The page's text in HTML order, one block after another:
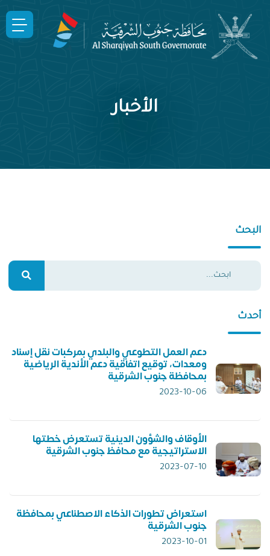
الأخبار
البحث
أحدث
دعم العمل التطوعي والبلدي بمركبات نقل إسناد
ومعدات، توقيع اتفاقية دعم الأندية الرياضية
بمحافظة جنوب الشرقية
2023-10-06
الأوقاف والشؤون الدينية تستعرض خطتها
الاستراتيجية مع محافظ جنوب الشرقية
2023-07-10
استعراض تطورات الذكاء الاصطناعي بمحافظة
جنوب الشرقية
2023-10-01